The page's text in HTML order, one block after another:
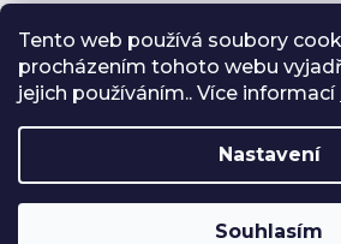
Tento web používá soubory
procházením tohoto webu
jejich používáním.. Více informací
Nastavení
Souhlasím
Pondělí až
9:00 - 18:00
Vytvořil
Radical Sport